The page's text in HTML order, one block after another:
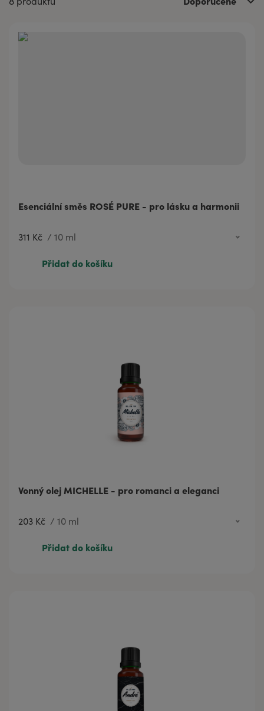
Esenciální směs ROSÉ PURE - pro lásku a harmonii
311 Kč / 10 ml
575 Kč
20 ml
Přidat do košíku
Vonný olej MICHELLE - pro romanci a eleganci
203 Kč / 10 ml
350 Kč
20 ml
Přidat do košíku